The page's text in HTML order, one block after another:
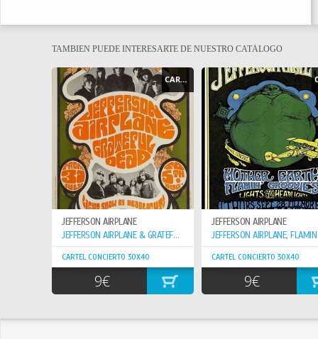
TAMBIEN PUEDE INTERESARTE DE NUESTRO CATÁLOGO
CARTEL - POSTER
JEFFERSON AIRPLANE
JEFFERSON AIRPLANE & GRATEFUL DEAD, TORONTO 1967
CARTEL CONCIERTO 30X40
9€
JEFFERSON AIRPLANE
CARTEL CONCIERTO 30X40
9€